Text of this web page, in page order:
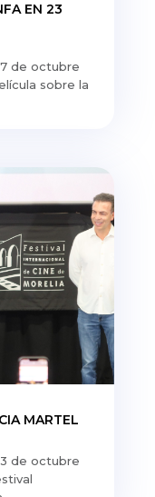
EN 23
de octubre
sobre la
MARTEL
de octubre